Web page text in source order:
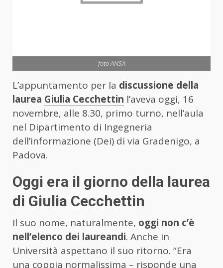
foto ANSA
L’appuntamento per la discussione della
laurea Giulia Cecchettin l’aveva oggi, 16
novembre, alle 8.30, primo turno, nell’aula
nel Dipartimento di Ingegneria
dell’informazione (Dei) di via Gradenigo, a
Padova.
Oggi era il giorno della laurea
di Giulia Cecchettin
Il suo nome, naturalmente, oggi non c’è
nell’elenco dei laureandi. Anche in
Università aspettano il suo ritorno. “Era
una coppia normalissima – risponde una